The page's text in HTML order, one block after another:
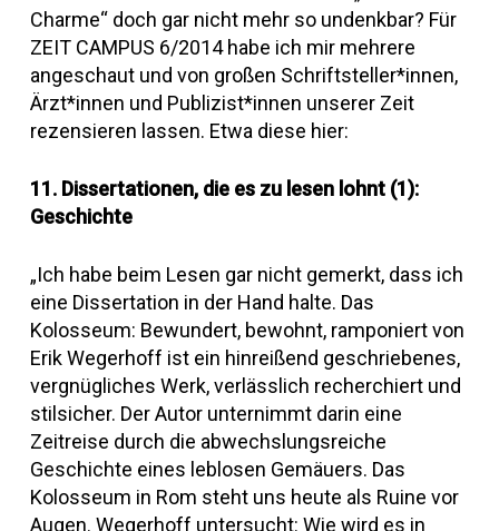
Charme“ doch gar nicht mehr so undenkbar? Für
ZEIT CAMPUS 6/2014 habe ich mir mehrere
angeschaut und von großen Schriftsteller*innen,
Ärzt*innen und Publizist*innen unserer Zeit
rezensieren lassen. Etwa diese hier:
11. Dissertationen, die es zu lesen lohnt (1):
Geschichte
„Ich habe beim Lesen gar nicht gemerkt, dass ich
eine Dissertation in der Hand halte. Das
Kolosseum: Bewundert, bewohnt, ramponiert von
Erik Wegerhoff ist ein hinreißend geschriebenes,
vergnügliches Werk, verlässlich recherchiert und
stilsicher. Der Autor unternimmt darin eine
Zeitreise durch die abwechslungsreiche
Geschichte eines leblosen Gemäuers. Das
Kolosseum in Rom steht uns heute als Ruine vor
Augen. Wegerhoff untersucht: Wie wird es in